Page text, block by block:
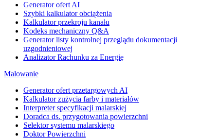
Generator ofert AI
Szybki kalkulator obciążenia
Kalkulator przekroju kanału
Kodeks mechaniczny Q&A
Generator listy kontrolnej przeglądu dokumentacji
uzgodnieniowej
Analizator Rachunku za Energię
Malowanie
Generator ofert przetargowych AI
Kalkulator zużycia farby i materiałów
Interpreter specyfikacji malarskiej
Doradca ds. przygotowania powierzchni
Selektor systemu malarskiego
Doktor Powierzchni